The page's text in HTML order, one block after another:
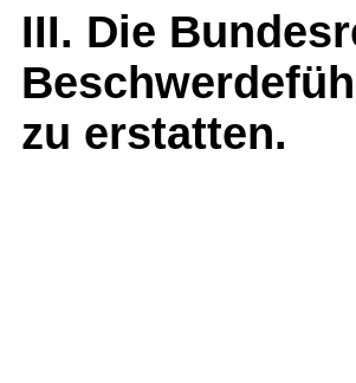
III. Die
zu erstatten.